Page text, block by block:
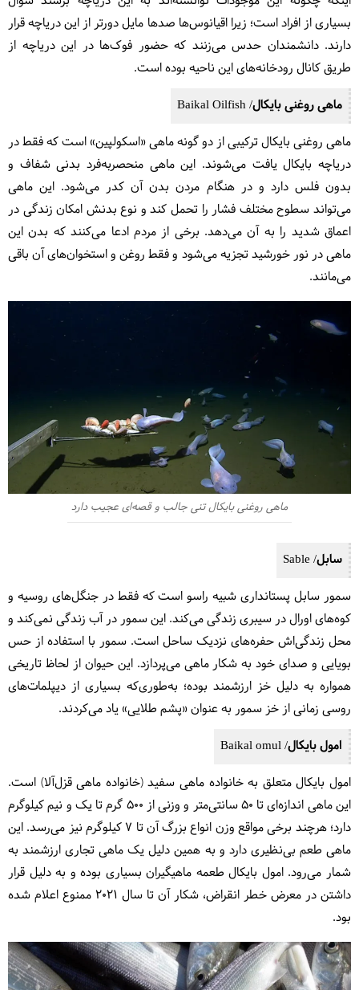
بسیاری از افراد است؛ زیرا اقیانوس‌ها صدها مایل دورتر از این دریاچه قرار
دارند. دانشمندان حدس می‌زنند که حضور فوک‌ها در این دریاچه از
طریق کانال رودخانه‌های این ناحیه بوده است.
ماهی روغنی بایکال/ Baikal Oilfish
ماهی روغنی بایکال ترکیبی از دو گونه ماهی «اسکولپین» است که فقط در
دریاچه بایکال یافت می‌شوند. این ماهی منحصربه‌فرد بدنی شفاف و
بدون فلس دارد و در هنگام مردن بدن آن کدر می‌شود. این ماهی
می‌تواند سطوح مختلف فشار را تحمل کند و نوع بدنش امکان زندگی در
اعماق شدید را به آن می‌دهد. برخی از مردم ادعا می‌کنند که بدن این
ماهی در نور خورشید تجزیه می‌شود و فقط روغن و استخوان‌های آن باقی
می‌مانند.
ماهی روغنی بایکال تنی جالب و قصه‌ای عجیب دارد
سابل/ Sable
سمور سابل پستانداری شبیه راسو است که فقط در جنگل‌های روسیه و
کوه‌های اورال در سیبری زندگی می‌کند. این سمور در آب زندگی نمی‌کند و
محل زندگی‌اش حفره‌های نزدیک ساحل است. سمور با استفاده از حس
بویایی و صدای خود به شکار ماهی می‌پردازد. این حیوان از لحاظ تاریخی
همواره به دلیل خز ارزشمند بوده؛ به‌طوری‌که بسیاری از دیپلمات‌های
روسی زمانی از خز سمور به عنوان «پشم طلایی» یاد می‌کردند.
امول بایکال/ Baikal omul
امول بایکال متعلق به خانواده ماهی سفید (خانواده ماهی قزل‌آلا) است.
این ماهی اندازه‌ای تا ۵۰ سانتی‌متر و وزنی از ۵۰۰ گرم تا یک و نیم کیلوگرم
دارد؛ هرچند برخی مواقع وزن انواع بزرگ آن تا ۷ کیلوگرم نیز می‌رسد. این
ماهی طعم بی‌نظیری دارد و به همین دلیل یک ماهی تجاری ارزشمند به
شمار می‌رود. امول بایکال طعمه ماهیگیران بسیاری بوده و به دلیل قرار
داشتن در معرض خطر انقراض، شکار آن تا سال ۲۰۲۱ ممنوع اعلام شده
بود.